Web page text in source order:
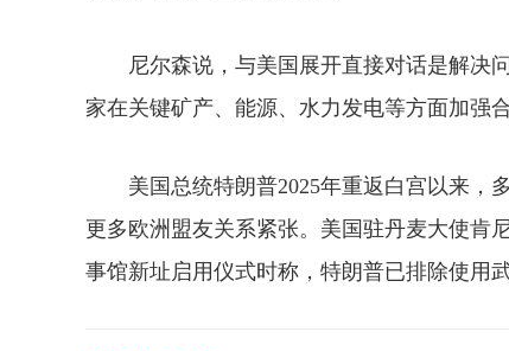
尼尔森说，与美国展开直接对话是解决问
家在关键矿产、能源、水力发电等方面加强合
美国总统特朗普2025年重返白宫以来，
更多欧洲盟友关系紧张。美国驻丹麦大使肯
事馆新址启用仪式时称，特朗普已排除使用